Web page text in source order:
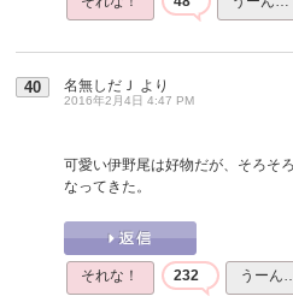
40 名無しだＪ より
2016年2月4日 4:47 PM
可愛い伊野尾は好物だが、そろそ
なってきた。
それな！ 232 うーん…